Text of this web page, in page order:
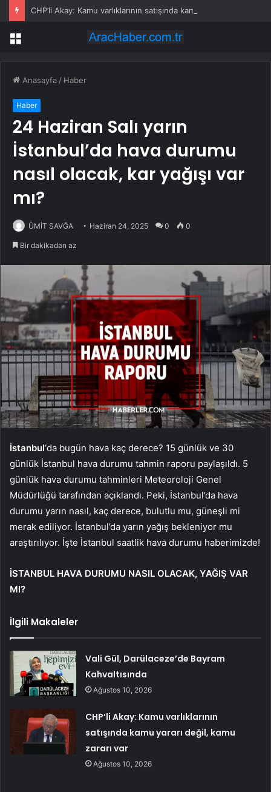
Menü
Anasayfa / Haber
Haber
24 Haziran Salı yarın
İstanbul’da hava durumu
nasıl olacak, kar yağışı var
mı?
ÜMİT SAVĞA Haziran 24, 2025 0 0
Bir dakikadan az
İstanbul‘da bugün hava kaç derece? 15 günlük ve 30
günlük İstanbul hava durumu tahmin raporu paylaşıldı. 5
günlük hava durumu tahminleri Meteoroloji Genel
Müdürlüğü tarafından açıklandı. Peki, İstanbul’da hava
durumu yarın nasıl, kaç derece, bulutlu mu, güneşli mi
merak ediliyor. İstanbul’da yarın yağış bekleniyor mu
araştırılıyor. İşte İstanbul saatlik hava durumu haberimizde!
İSTANBUL HAVA DURUMU NASIL OLACAK, YAĞIŞ VAR
MI?
İlgili Makaleler
Vali Gül, Darülaceze’de Bayram
Kahvaltısında
Ağustos 10, 2026
CHP’li Akay: Kamu varlıklarının
satışında kamu yararı değil, kamu
zararı var
Ağustos 10, 2026